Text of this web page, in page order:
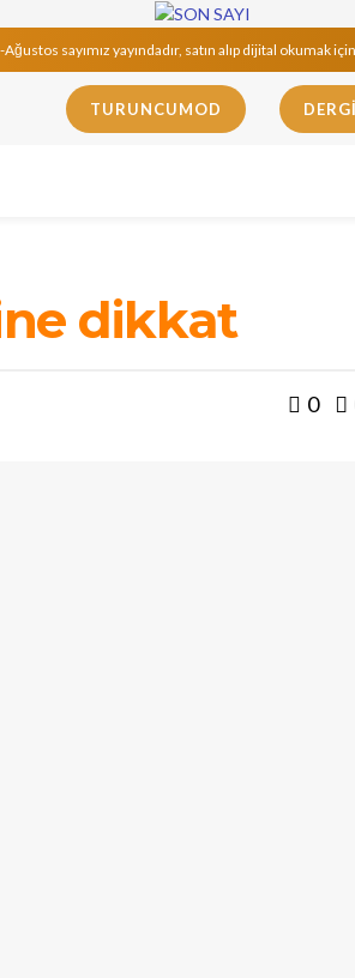
sayımız yayındadır, satın alıp dijital okumak için
TURUNCUMOD
dikkat
0